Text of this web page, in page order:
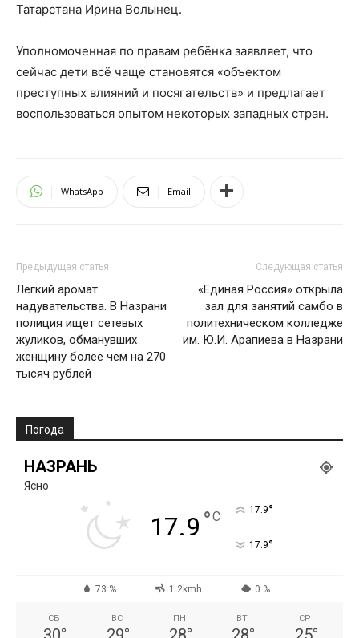
Татарстана Ирина Волынец.
Уполномоченная по правам ребёнка заявляет, что
сейчас дети всё чаще становятся «объектом
преступных влияний и посягательств» и предлагает
воспользоваться опытом некоторых западных стран.
WhatsApp Email
Предыдущая статья
Лёгкий аромат
надувательства. В Назрани
полиция ищет сетевых
жуликов, обманувших
женщину более чем на 270
тысяч рублей
Следующая статья
«Единая Россия» открыла
зал для занятий самбо в
политехническом колледже
им. Ю.И. Арапиева в Назрани
Погода
НАЗРАНЬ
Ясно
17.9 °C 17.9°
17.9°
73 % 1.2kmh 0 %
СБ ВС ПН ВТ СР